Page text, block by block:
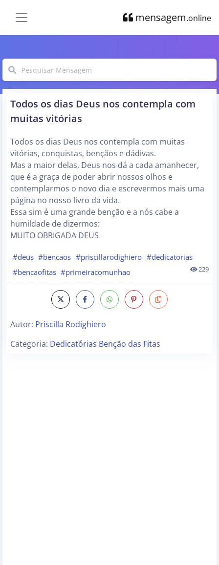
mensagem.online
Todos os dias Deus nos contempla com
muitas vitórias
Todos os dias Deus nos contempla com muitas
vitórias, conquistas, bençãos e dádivas.
Mas a maior delas, Deus nos dá a cada amanhecer,
que é a graça de poder abrir nossos olhos e
contemplarmos o novo dia e escrevermos mais uma
página no nosso livro da vida.
Essa sim é uma grande benção e a nós cabe a
humildade de dizermos:
MUITO OBRIGADA DEUS
#deus #bencaos #priscillarodighiero #dedicatorias
#bencaofitas #primeiracomunhao 229
Autor: Priscilla Rodighiero
Categoria: Dedicatórias Benção das Fitas